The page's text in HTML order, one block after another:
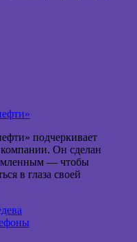
подчеркивает
Он сделан
— чтобы
в глаза своей